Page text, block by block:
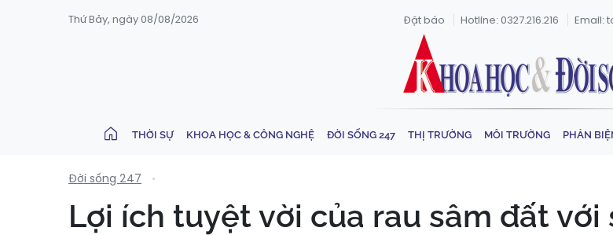
Thứ Bảy, ngày 08/08/2026 Đặt báo Hotline: 0327.216.216 Email:
THỜI SỰ KHOA HỌC & CÔNG NGHỆ ĐỜI SỐNG 247 THỊ TRƯỜNG MÔI TRƯỜNG PHẢN
Đời sống 247
Lợi ích tuyệt vời của rau sâm đất với